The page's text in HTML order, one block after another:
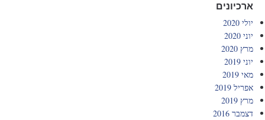
ארכיונים
יולי 2020
יוני 2020
מרץ 2020
יוני 2019
מאי 2019
אפריל 2019
מרץ 2019
דצמבר 2016